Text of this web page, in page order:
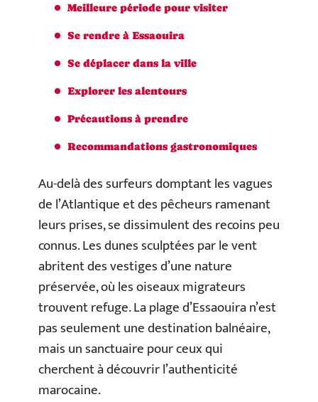
Meilleure période pour visiter
Se rendre à Essaouira
Se déplacer dans la ville
Explorer les alentours
Précautions à prendre
Recommandations gastronomiques
Au-delà des surfeurs domptant les vagues
de l’Atlantique et des pêcheurs ramenant
leurs prises, se dissimulent des recoins peu
connus. Les dunes sculptées par le vent
abritent des vestiges d’une nature
préservée, où les oiseaux migrateurs
trouvent refuge. La plage d’Essaouira n’est
pas seulement une destination balnéaire,
mais un sanctuaire pour ceux qui
cherchent à découvrir l’authenticité
marocaine.